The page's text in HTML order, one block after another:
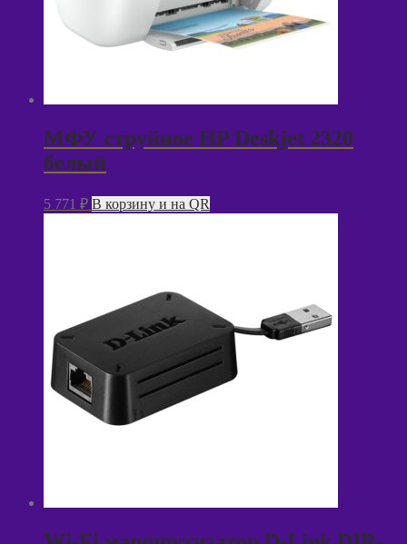
МФУ струйное HP Deskjet 2320
белый
5 771 ₽ В корзину и на QR